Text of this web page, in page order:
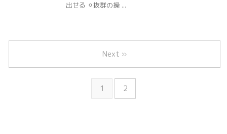
出せる ⚪︎抜群の操 ...
1 2
Next »